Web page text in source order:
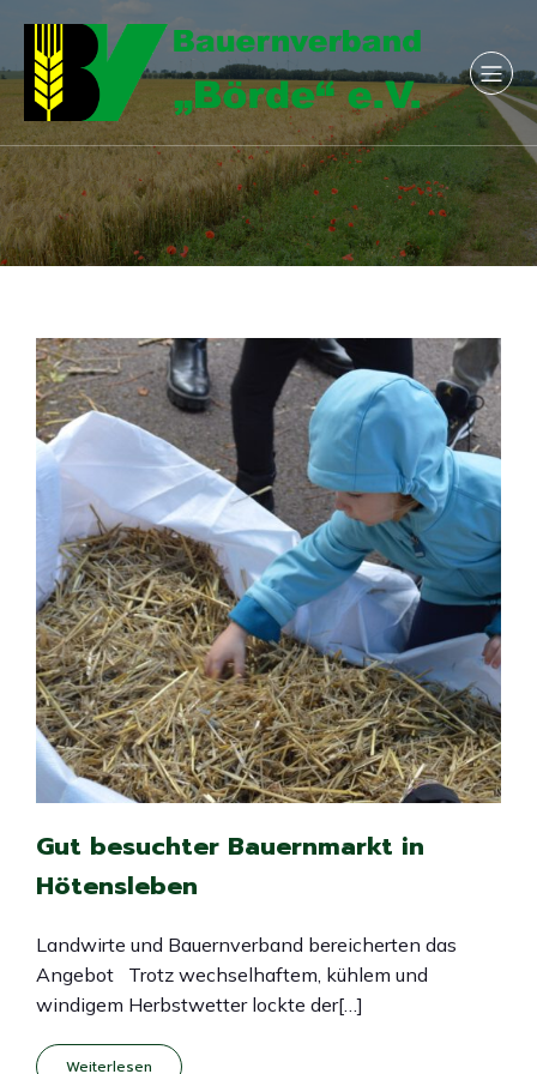
Gut besuchter Bauernmarkt in
Hötensleben
Landwirte und Bauernverband bereicherten das
Angebot Trotz wechselhaftem, kühlem und
windigem Herbstwetter lockte der[…]
Weiterlesen